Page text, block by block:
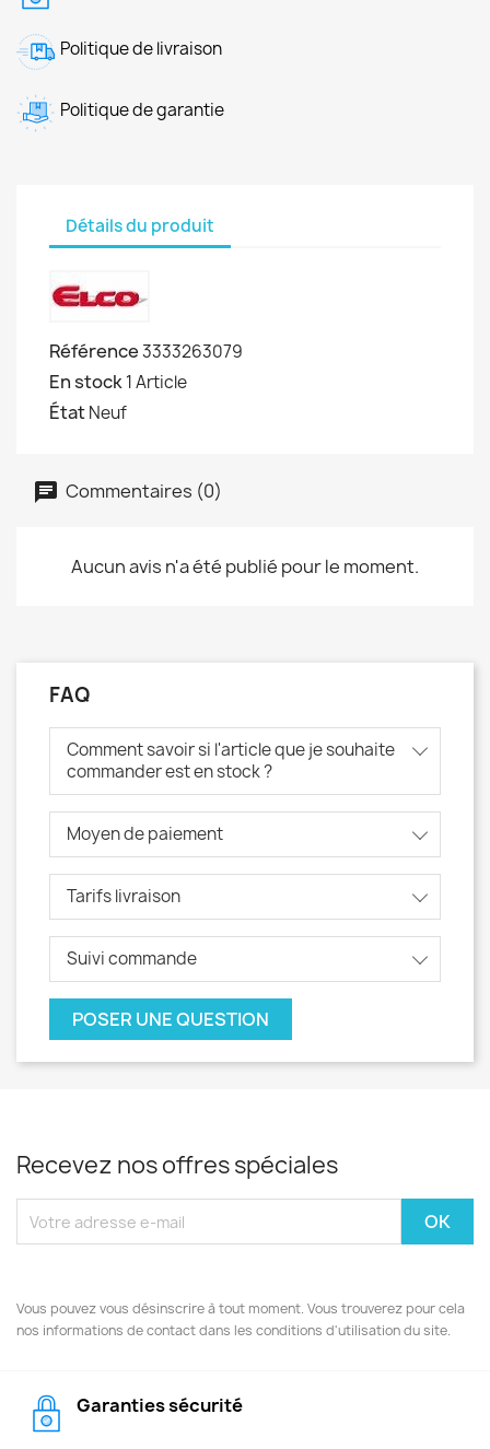
Politique de livraison
Politique de garantie
Détails du produit
Référence3333263079
En stock1 Article
ÉtatNeuf
Commentaires (0)
Aucun avis n'a été publié pour le moment.
FAQ
Comment savoir si l'article que je souhaite
commander est en stock ?
Moyen de paiement
Tarifs livraison
Suivi commande
POSER UNE QUESTION
Recevez nos offres spéciales
Vous pouvez vous désinscrire à tout moment. Vous trouverez pour cela
nos informations de contact dans les conditions d'utilisation du site.
Garanties sécurité